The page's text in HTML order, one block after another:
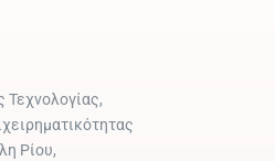
Ρίου,